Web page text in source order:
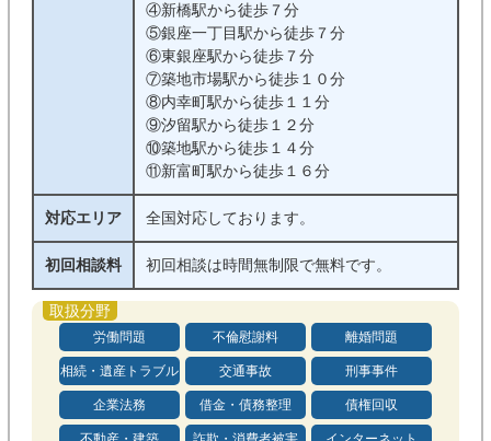
④新橋駅から徒歩７分
⑤銀座一丁目駅から徒歩７分
⑥東銀座駅から徒歩７分
⑦築地市場駅から徒歩１０分
⑧内幸町駅から徒歩１１分
⑨汐留駅から徒歩１２分
⑩築地駅から徒歩１４分
⑪新富町駅から徒歩１６分
対応エリア 全国対応しております。
初回相談料 初回相談は時間無制限で無料です。
労働問題 不倫慰謝料 離婚問題
相続・遺産トラブル 交通事故 刑事事件
企業法務 借金・債務整理 債権回収